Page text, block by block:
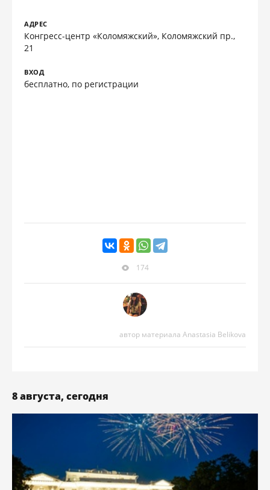
АДРЕС
Конгресс-центр «Коломяжский», Коломяжский пр.,
21
ВХОД
бесплатно, по регистрации
174
автор материала Anastasia Belikova
8 августа, сегодня